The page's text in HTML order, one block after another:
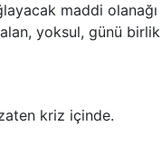
maddi olanağı
yoksul, günü
kriz içinde.